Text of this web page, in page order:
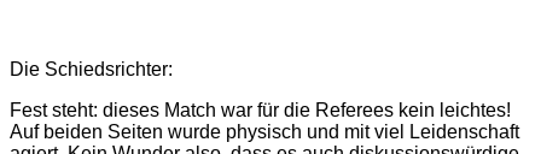
Die Schiedsrichter:
Fest steht: dieses Match war für die Referees kein leichtes!
Auf beiden Seiten wurde physisch und mit viel Leidenschaft